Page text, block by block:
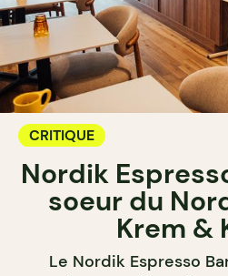
CRITIQUE
Nordik
soeur du
Krem &
Le Nordik Espresso